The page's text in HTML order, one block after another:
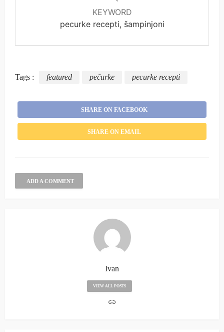
KEYWORD
pecurke recepti, šampinjoni
Tags : featured pečurke pecurke recepti
SHARE ON FACEBOOK
SHARE ON EMAIL
ADD A COMMENT
Ivan
VIEW ALL POSTS